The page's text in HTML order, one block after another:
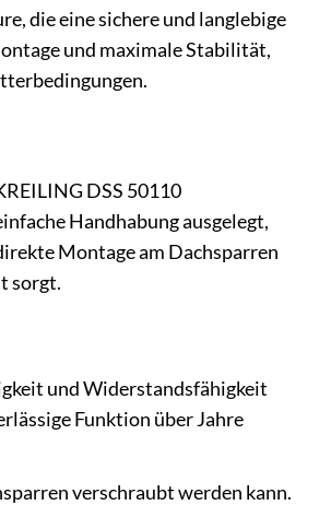
die eine sichere und langlebige
und maximale Stabilität,
DSS 50110
Handhabung ausgelegt,
Montage am Dachsparren
sorgt.
und Widerstandsfähigkeit
Funktion über Jahre
verschraubt werden kann.